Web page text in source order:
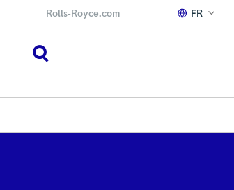
Rolls‑Royce.com FR